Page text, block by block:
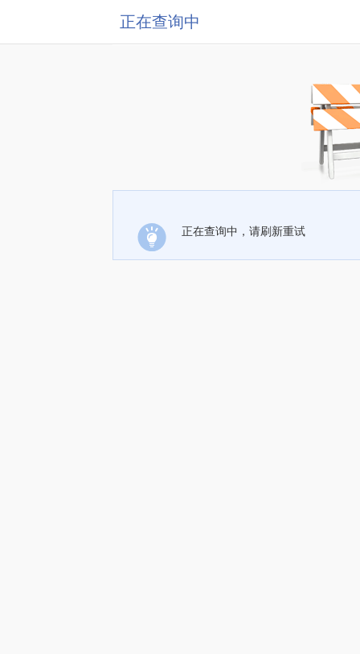
正在查询中
正在查询中，请刷新重试